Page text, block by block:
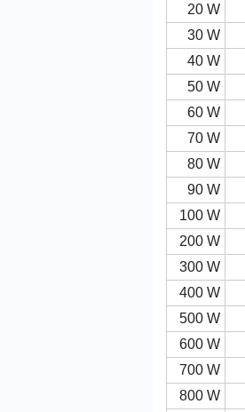
20 W
30 W
40 W
50 W
60 W
70 W
80 W
90 W
100 W
200 W
300 W
400 W
500 W
600 W
700 W
800 W